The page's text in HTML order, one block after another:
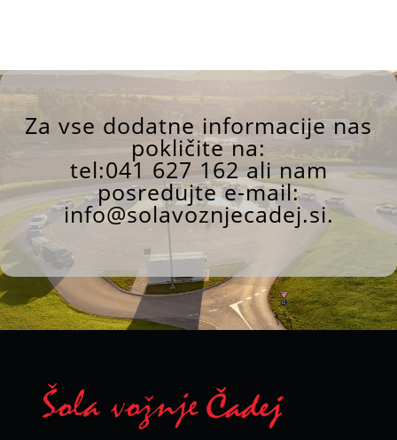
Za vse dodatne informacije nas
pokličite na:
tel:041 627 162ali nam
posredujte e-mail:
info@solavoznjecadej.si.